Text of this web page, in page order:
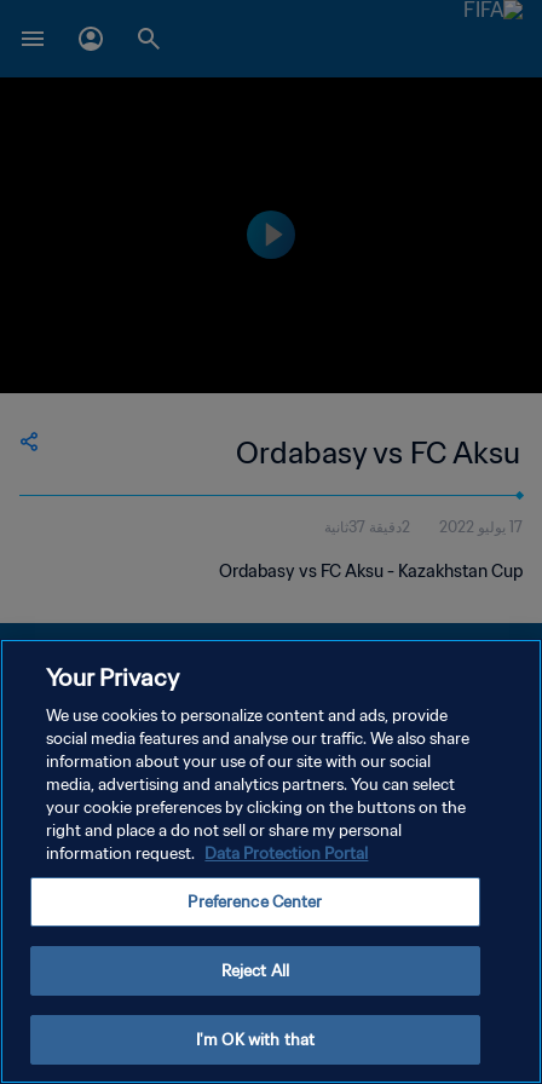
Ordabasy vs FC Aksu
17 يوليو 2022 2دقيقة 37ثانية
Ordabasy vs FC Aksu - Kazakhstan Cup
سياسة الخصوصية
إدارة تفضيلات ملفات تعريف الارتباط
Your Privacy
We use cookies to personalize content and ads, provide
social media features and analyse our traffic. We also share
information about your use of our site with our social
media, advertising and analytics partners. You can select
your cookie preferences by clicking on the buttons on the
right and place a do not sell or share my personal
information request. Data Protection Portal
Preference Center
Reject All
I'm OK with that